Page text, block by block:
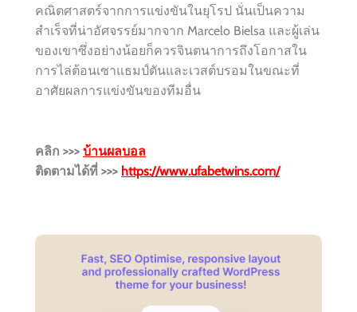
คณิตศาสตร์จากการแข่งขันในยุโรป นั่นเป็นความ
สำเร็จที่น่าอัศจรรย์มากจาก Marcelo Bielsa และผู้เล่น
ของเขาซึ่งอย่างน้อยก็ควรจินตนาการถึงโอกาสใน
การไล่ต้อนเซาแธมป์ตันและเวสต์บรอมในขณะที่
อาศัยผลการแข่งขันของทีมอื่น
คลิก >>> บ้านผลบอล
ติดตามได้ที่ >>> https://www.ufabetwins.com/